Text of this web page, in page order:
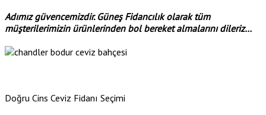
Adımız güvencemizdir. Güneş Fidancılık olarak tüm
müşterilerimizin ürünlerinden bol bereket almalarını dileriz…
Doğru Cins Ceviz Fidanı Seçimi